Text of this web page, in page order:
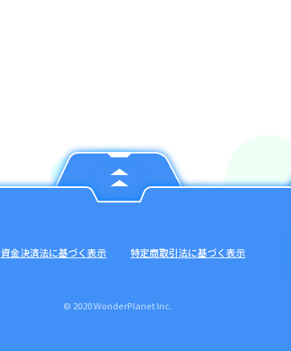
資金決済法に基づく表示 特定商取引法に基づく表示
© 2020 WonderPlanet Inc.